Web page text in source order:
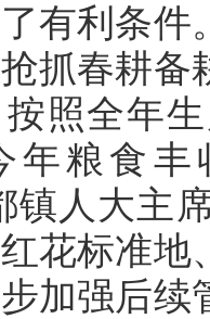
有利条件
抓春耕备
照全年
年粮食
镇人大主
花标准地
加强后